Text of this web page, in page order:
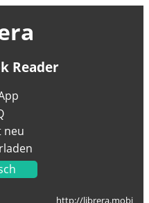
Reader
neu
http://librera.mobi